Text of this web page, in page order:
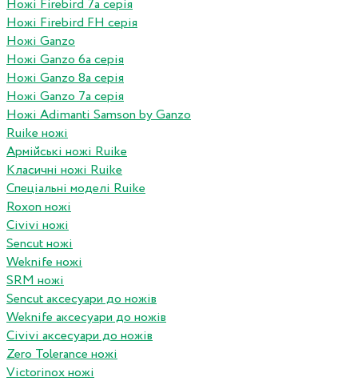
Ножі Firebird 7а серія
Ножі Firebird FH серія
Ножі Ganzo
Ножі Ganzo 6а серія
Ножі Ganzo 8а серія
Ножі Ganzo 7а серія
Ножі Adimanti Samson by Ganzo
Ruike ножі
Армійські ножі Ruike
Класичні ножі Ruike
Спеціальні моделі Ruike
Roxon ножi
Civivi ножі
Sencut ножі
Weknife ножі
SRM ножі
Sencut аксесуари до ножів
Weknife аксесуари до ножів
Civivi аксесуари до ножів
Zero Tolerance ножі
Victorinox ножі